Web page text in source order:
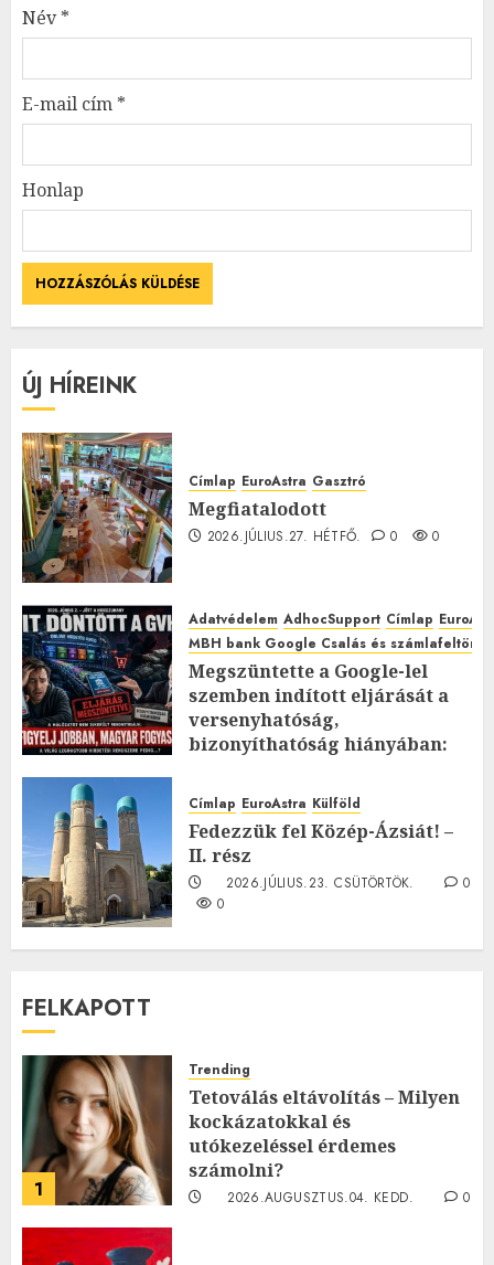
Név*
E-mail cím *
Honlap
ÚJ HÍREINK
Címlap EuroAstra Gasztró
Megfiatalodott
2026.JÚLIUS.27. HÉTFŐ. 0 0
Adatvédelem AdhocSupport Címlap
MBH bank Google Csalás és
Megszüntette a Google-lel
szemben indított eljárását a
versenyhatóság,
bizonyíthatóság hiányában:
2026.JÚLIUS.23. CSÜTÖRTÖK.
0
Címlap EuroAstra Külföld
Fedezzük fel Közép-Ázsiát! –
II. rész
2026.JÚLIUS.23. CSÜTÖRTÖK.
0
0
FELKAPOTT
1
Trending
Tetoválás eltávolítás – Milyen
kockázatokkal és
utókezeléssel érdemes
számolni?
2026.AUGUSZTUS.04. KEDD.
0